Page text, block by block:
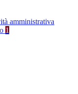
amministrativa
1